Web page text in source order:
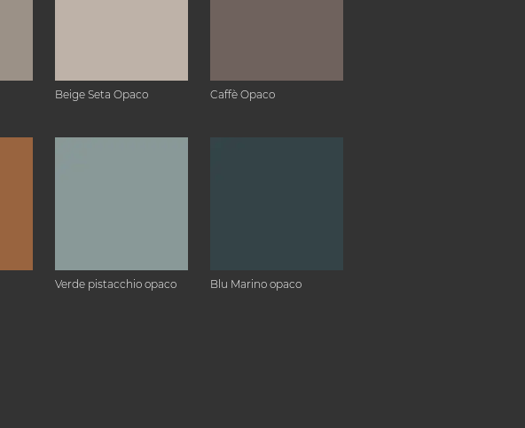
Beige Seta Opaco Caffè Opaco
Verde pistacchio opaco Blu Marino opaco